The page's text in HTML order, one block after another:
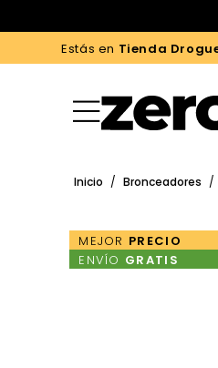
Estás en Tienda
Inicio / Bronceadores /
MEJOR PRECIO
ENVÍO GRATIS